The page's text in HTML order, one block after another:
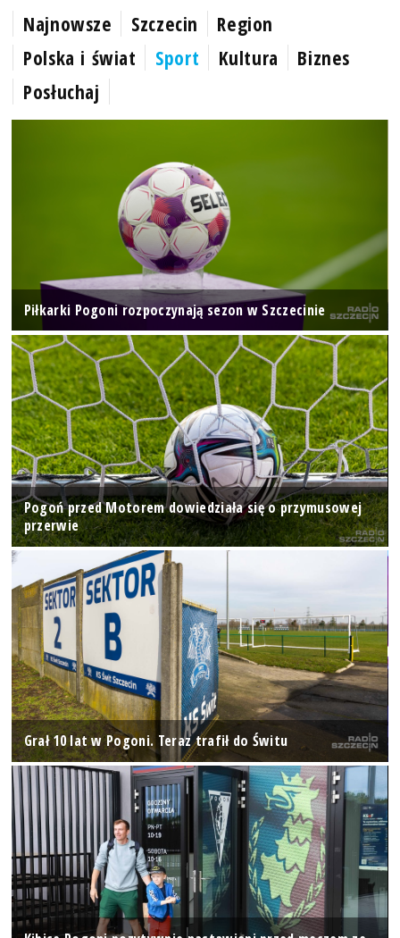
Najnowsze Szczecin
Region
Polska i świat
Sport Kultura
Biznes
Posłuchaj
Piłkarki Pogoni rozpoczynają sezon w Szczecinie
Pogoń przed Motorem dowiedziała się o przymusowej
przerwie
Grał 10 lat w Pogoni. Teraz trafił do Świtu